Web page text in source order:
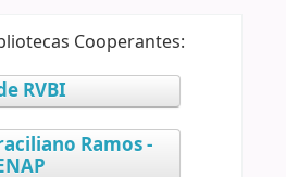
Cooperantes:
RVBI
Ramos -